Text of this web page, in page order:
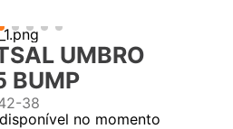
UMBRO
BUMP
38
no momento